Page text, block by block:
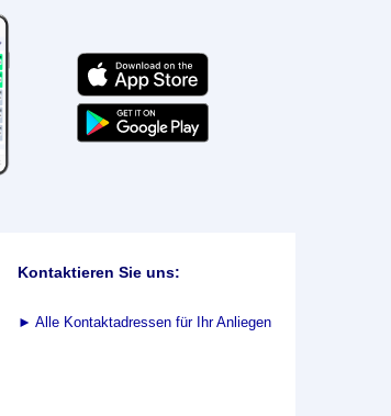
Kontaktieren Sie uns:
► Alle Kontaktadressen für Ihr Anliegen